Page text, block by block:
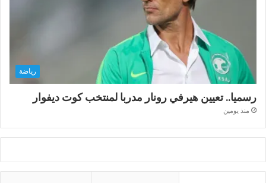
رياضة
رسميا.. تعيين هيرفي رونار مدربا لمنتخب كوت ديفوار
منذ يومين